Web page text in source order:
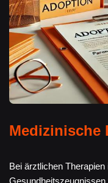
Medizinische
Bei ärztlichen